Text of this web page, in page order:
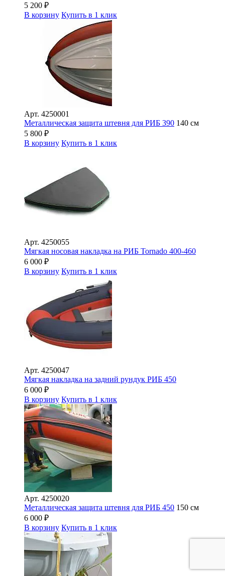
5 200 ₽
В корзину Купить в 1 клик
Арт. 4250001
Металлическая защита штевня для РИБ 390 140 см
5 800 ₽
В корзину Купить в 1 клик
Арт. 4250055
Мягкая носовая накладка на РИБ Tornado 400-460
6 000 ₽
В корзину Купить в 1 клик
Арт. 4250047
Мягкая накладка на задний рундук РИБ 450
6 000 ₽
В корзину Купить в 1 клик
Арт. 4250020
Металлическая защита штевня для РИБ 450 150 см
6 000 ₽
В корзину Купить в 1 клик